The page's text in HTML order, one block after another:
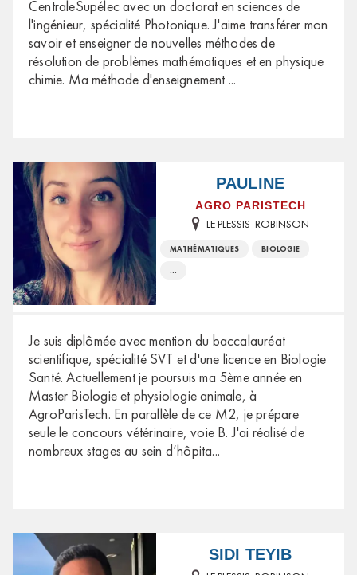
CentraleSupélec avec un doctorat en sciences de
l'ingénieur, spécialité Photonique. J'aime transférer mon
savoir et enseigner de nouvelles méthodes de
résolution de problèmes mathématiques et en physique
chimie. Ma méthode d'enseignement ...
PAULINE
AGRO PARISTECH
LE PLESSIS-ROBINSON
MATHÉMATIQUES BIOLOGIE
...
Je suis diplômée avec mention du baccalauréat
scientifique, spécialité SVT et d'une licence en Biologie
Santé. Actuellement je poursuis ma 5ème année en
Master Biologie et physiologie animale, à
AgroParisTech. En parallèle de ce M2, je prépare
seule le concours vétérinaire, voie B. J'ai réalisé de
nombreux stages au sein d’hôpita...
SIDI TEYIB